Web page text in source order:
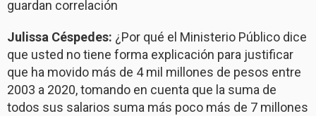
guardan correlación
Julissa Céspedes: ¿Por qué el Ministerio Público dice
que usted no tiene forma explicación para justificar
que ha movido más de 4 mil millones de pesos entre
2003 a 2020, tomando en cuenta que la suma de
todos sus salarios suma más poco más de 7 millones